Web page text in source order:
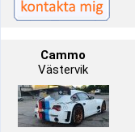
Cammo
Västervik